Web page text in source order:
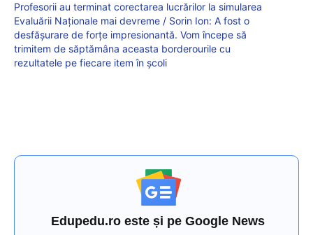
Profesorii au terminat corectarea lucrărilor la simularea
Evaluării Naționale mai devreme / Sorin Ion: A fost o
desfășurare de forțe impresionantă. Vom începe să
trimitem de săptămâna aceasta borderourile cu
rezultatele pe fiecare item în școli
Edupedu.ro este și pe Google News